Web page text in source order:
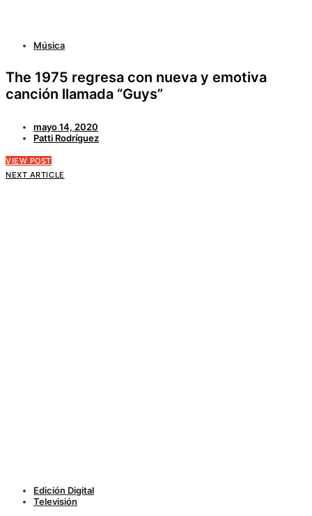
Música
The 1975 regresa con nueva y emotiva
canción llamada “Guys”
mayo 14, 2020
Patti Rodríguez
VIEW POST
NEXT ARTICLE
Edición Digital
Televisión